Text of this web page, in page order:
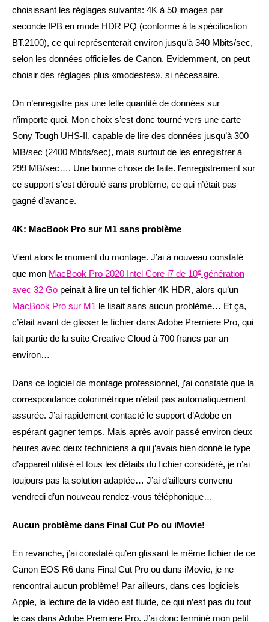
choisissant les réglages suivants: 4K à 50 images par
seconde IPB en mode HDR PQ (conforme à la spécification
BT.2100), ce qui représenterait environ jusqu’à 340 Mbits/sec,
selon les données officielles de Canon. Evidemment, on peut
choisir des réglages plus «modestes», si nécessaire.
On n’enregistre pas une telle quantité de données sur
n’importe quoi. Mon choix s’est donc tourné vers une carte
Sony Tough UHS-II, capable de lire des données jusqu’à 300
MB/sec (2400 Mbits/sec), mais surtout de les enregistrer à
299 MB/sec…. Une bonne chose de faite. l’enregistrement sur
ce support s’est déroulé sans problème, ce qui n’était pas
gagné d’avance.
4K: MacBook Pro sur M1 sans problème
Vient alors le moment du montage. J’ai à nouveau constaté
que mon MacBook Pro 2020 Intel Core i7 de 10e génération
avec 32 Go peinait à lire un tel fichier 4K HDR, alors qu’un
MacBook Pro sur M1 le lisait sans aucun problème… Et ça,
c’était avant de glisser le fichier dans Adobe Premiere Pro, qui
fait partie de la suite Creative Cloud à 700 francs par an
environ…
Dans ce logiciel de montage professionnel, j’ai constaté que la
correspondance colorimétrique n’était pas automatiquement
assurée. J’ai rapidement contacté le support d’Adobe en
espérant gagner temps. Mais après avoir passé environ deux
heures avec deux techniciens à qui j’avais bien donné le type
d’appareil utilisé et tous les détails du fichier considéré, je n’ai
toujours pas la solution adaptée… J’ai d’ailleurs convenu
vendredi d’un nouveau rendez-vous téléphonique…
Aucun problème dans Final Cut Po ou iMovie!
En revanche, j’ai constaté qu’en glissant le même fichier de ce
Canon EOS R6 dans Final Cut Pro ou dans iMovie, je ne
rencontrai aucun problème! Par ailleurs, dans ces logiciels
Apple, la lecture de la vidéo est fluide, ce qui n’est pas du tout
le cas dans Adobe Premiere Pro. J’ai donc terminé mon petit